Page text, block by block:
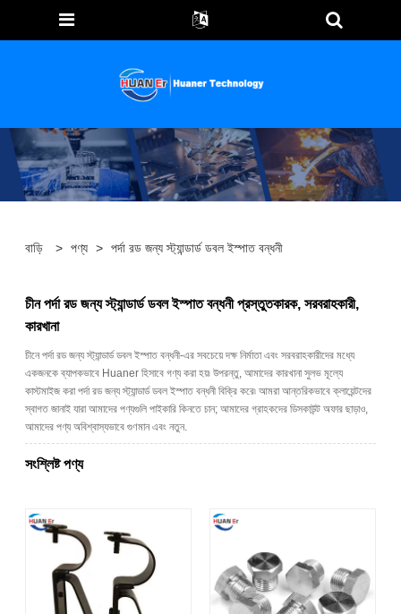
বাড়ি > পণ্য > পর্দা রড জন্য স্ট্যান্ডার্ড ডবল ইস্পাত বন্ধনী
চীন পর্দা রড জন্য স্ট্যান্ডার্ড ডবল ইস্পাত বন্ধনী প্রস্তুতকারক, সরবরাহকারী,
কারখানা
চীনে পর্দা রড জন্য স্ট্যান্ডার্ড ডবল ইস্পাত বন্ধনী-এর সবচেয়ে দক্ষ নির্মাতা এবং সরবরাহকারীদের মধ্যে
একজনকে ব্যাপকভাবে Huaner হিসাবে গণ্য করা হয়৷ উপরন্তু, আমাদের কারখানা সুলভ মূল্যে
কাস্টমাইজ করা পর্দা রড জন্য স্ট্যান্ডার্ড ডবল ইস্পাত বন্ধনী বিক্রি করে৷ আমরা আন্তরিকভাবে ক্লায়েন্টদের
স্বাগত জানাই যারা আমাদের পণ্যগুলি পাইকারি কিনতে চান; আমাদের গ্রাহকদের ডিসকাউন্ট অফার ছাড়াও,
আমাদের পণ্য অবিশ্বাস্যভাবে গুণমান এবং নতুন.
সংশ্লিষ্ট পণ্য